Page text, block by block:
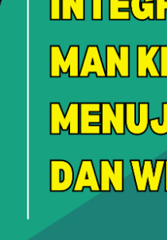
Customer Care
Layanan Pengaduan &